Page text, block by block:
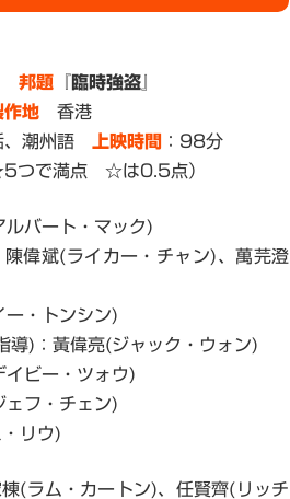
邦題 『臨時強盗』
作地 香港
、潮州語 上映時間
：98分
で満点 ☆は0.5点）
バート・マック)
偉斌(ライカー・チャン)、萬芫澄
ー・トンシン)
導)：黃偉亮(ジャック・ウォン)
イビー・ツォウ)
ェフ・チェン)
リウ)
(ラム・カートン)、任賢齊(リッチ